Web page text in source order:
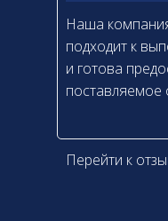
Наша
подходит к
и готова
поставляемое
Перейти к